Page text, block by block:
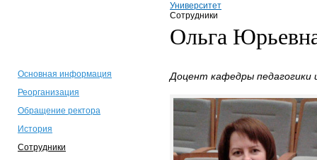
Университет
Сотрудники
Ольга
Основная информация
Реорганизация
Обращение ректора
История
Сотрудники
Доцент кафедры педагогики